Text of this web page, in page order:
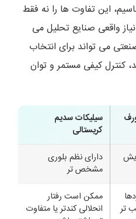
این تفاوت ها را نه فقط
واقعی صنایع تحلیل می
می تواند برای انتخاب
کنترل کیفی مستمر و توان
سیلیکات سدیم
کریستالی
دارای نظم بلوری
مشخص تر
تر
ممکن است رفتار
انحلالی کندتر یا متفاوت